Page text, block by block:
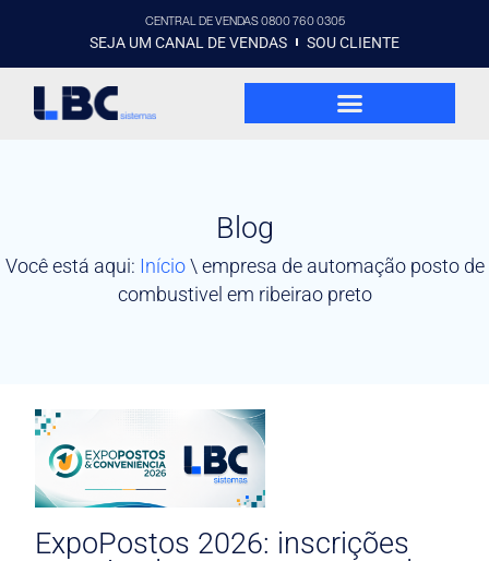
CENTRAL DE VENDAS 0800 760 0305
SEJA UM CANAL DE VENDAS SOU CLIENTE
Blog
Você está aqui: Início\ empresa de automação posto de
combustivel em ribeirao preto
ExpoPostos 2026: inscrições